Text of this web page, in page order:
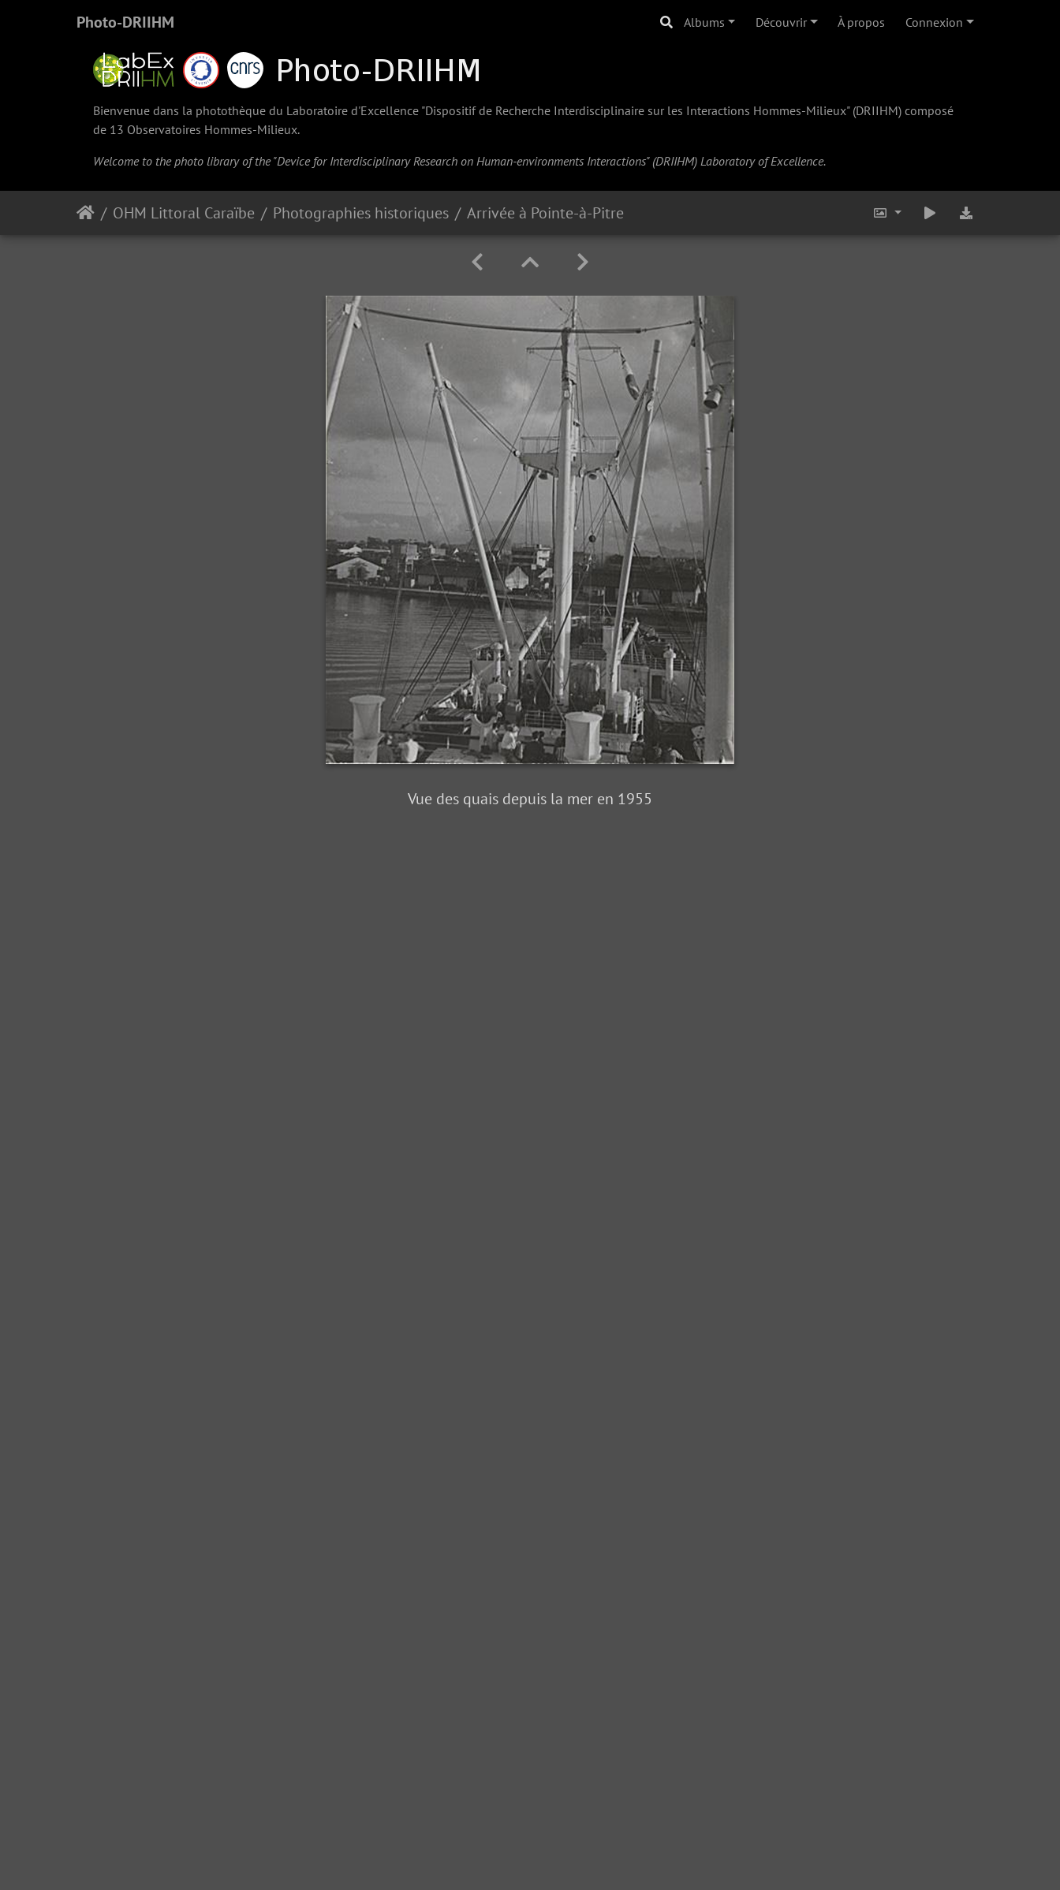
Photo-DRIIHM Albums Découvrir À propos Connexion
Bienvenue dans la photothèque du Laboratoire d'Excellence "Dispositif de Recherche Interdisciplinaire sur les Interactions Hommes-Milieux" (DRIIHM) composé
de 13 Observatoires Hommes-Milieux.
Welcome to the photo library of the "Device for Interdisciplinary Research on Human-environments Interactions" (DRIIHM) Laboratory of Excellence.
OHM Littoral Caraïbe Photographies historiques Arrivée à Pointe-à-Pitre
Vue des quais depuis la mer en 1955